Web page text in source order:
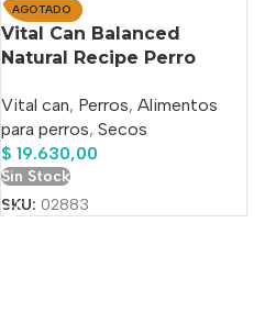
AGOTADO
Vital Can Balanced
Natural Recipe Perro
Vital can, Perros, Alimentos
para perros, Secos
$ 19.630,00
Sin Stock
SKU: 02883